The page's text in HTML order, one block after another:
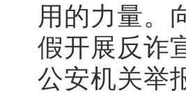
用的力量。
假开展反诈
公安机关举